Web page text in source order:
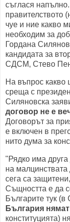
съглася
правителството
чуе и ние какво
необходим за
Гордана
кандидата за
СДСМ, Стево
На въпрос какво
среща с
Силяновска
договор не е
Договорът за
е включен в
нито дума за
"Рядко има друга
на малцинствата
сега са
Същността е да
Българите тук
България
конституцията)